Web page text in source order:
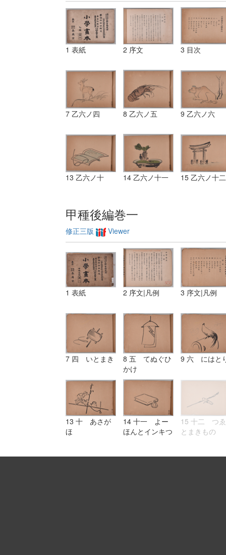
1 表紙 2 序文 3 目次
7 乙六ノ四 8 乙六ノ五 9 乙六ノ六
13 乙六ノ十 14 乙六ノ十一 15 乙六ノ十二
甲種後編巻一
修正三版 Viewer
1 表紙 2 序文|凡例 3 序文|凡例
7 四 いとまき
8 五 てぬぐひ
かけ
9 六 にはと
13 十 あさが
ほ
14 十一 よー
ほんとインキつ
15 十二 つゑ
とまきもの